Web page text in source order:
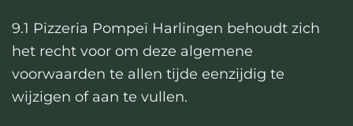
9.1 Pizzeria Pompeï Harlingen behoudt zich
het recht voor om deze algemene
voorwaarden te allen tijde eenzijdig te
wijzigen of aan te vullen.